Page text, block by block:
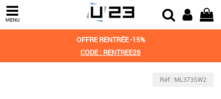
MENU
OFFRE RENTRÉE -15%
CODE : RENTREE26
Réf : ML373SW2